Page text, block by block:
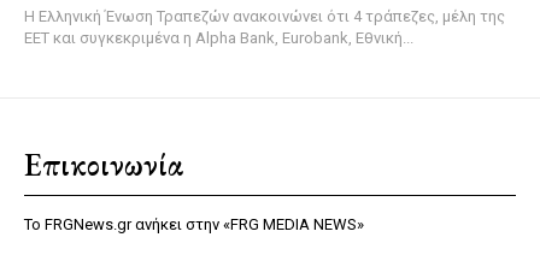
Η Ελληνική Ένωση Τραπεζών ανακοινώνει ότι 4 τράπεζες, μέλη της
ΕΕΤ και συγκεκριμένα η Alpha Bank, Eurobank, Εθνική...
Επικοινωνία
Το FRGNews.gr ανήκει στην «FRG MEDIA NEWS»